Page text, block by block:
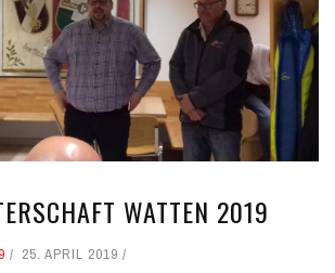
WATTEN 2019
25. APRIL 2019